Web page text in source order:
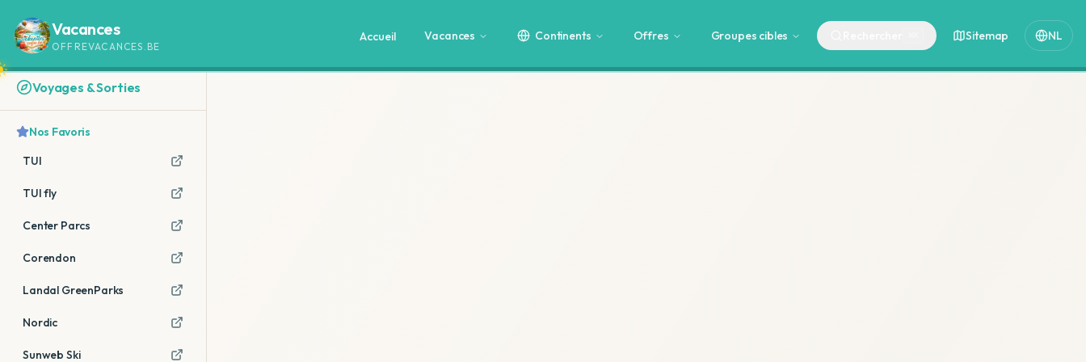
Vacances
OFFREVACANCES.BE
Accueil Vacances Continents Offres Groupes cibles Sitemap NL
Voyages & Sorties
Nos Favoris
TUI
TUI fly
Center Parcs
Corendon
Landal GreenParks
Nordic
Sunweb Ski